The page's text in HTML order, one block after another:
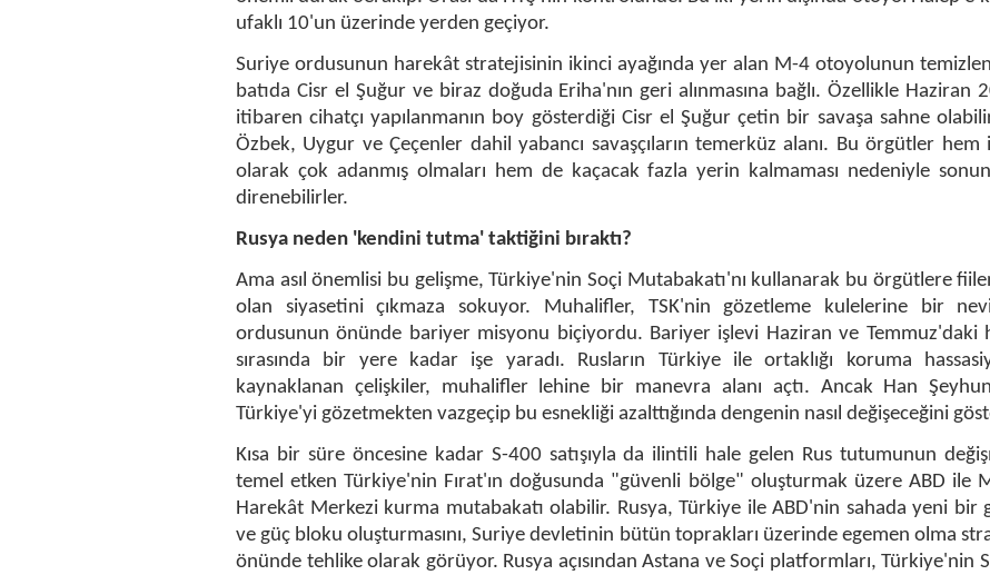
ufaklı 10'un üzerinde yerden geçiyor.
Suriye ordusunun harekât stratejisinin ikinci ayağında yer alan M-4 otoyolunun
batıda Cisr el Şuğur ve biraz doğuda Eriha'nın geri alınmasına bağlı. Özellikle Haziran
itibaren cihatçı yapılanmanın boy gösterdiği Cisr el Şuğur çetin bir savaşa sahne
Özbek, Uygur ve Çeçenler dahil yabancı savaşçıların temerküz alanı. Bu örgütler hem
olarak çok adanmış olmaları hem de kaçacak fazla yerin kalmaması nedeniyle
direnebilirler.
Rusya neden 'kendini tutma' taktiğini bıraktı?
Ama asıl önemlisi bu gelişme, Türkiye'nin Soçi Mutabakatı'nı kullanarak bu örgütlere
olan siyasetini çıkmaza sokuyor. Muhalifler, TSK'nin gözetleme kulelerine bir
ordusunun önünde bariyer misyonu biçiyordu. Bariyer işlevi Haziran ve Temmuz'daki
sırasında bir yere kadar işe yaradı. Rusların Türkiye ile ortaklığı koruma
kaynaklanan çelişkiler, muhalifler lehine bir manevra alanı açtı. Ancak Han
Türkiye'yi gözetmekten vazgeçip bu esnekliği azalttığında dengenin nasıl değişeceğini
Kısa bir süre öncesine kadar S-400 satışıyla da ilintili hale gelen Rus tutumunun
temel etken Türkiye'nin Fırat'ın doğusunda "güvenli bölge" oluşturmak üzere ABD ile
Harekât Merkezi kurma mutabakatı olabilir. Rusya, Türkiye ile ABD'nin sahada yeni bir
ve güç bloku oluşturmasını, Suriye devletinin bütün toprakları üzerinde egemen olma
önünde tehlike olarak görüyor. Rusya açısından Astana ve Soçi platformları, Türkiye'nin